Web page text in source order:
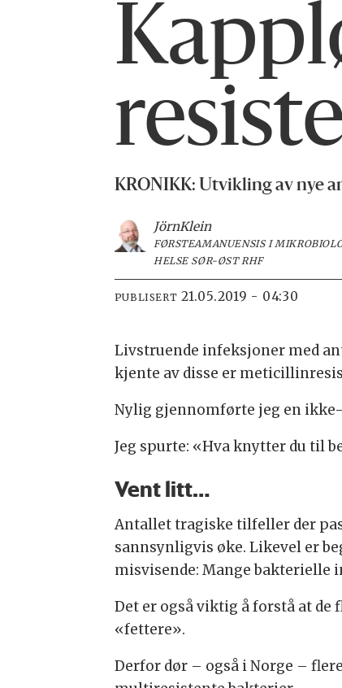
KRONIKK: Utvikling av nye
JörnKlein
FØRSTEAMANUENSIS I
HELSE SØR-ØST RHF
PUBLISERT 21.05.2019 - 04:30
Livstruende infeksjoner med
kjente av disse er
Nylig gjennomførte jeg en
Jeg spurte: «Hva knytter du til
Vent litt…
Antallet tragiske tilfeller der
sannsynligvis øke. Likevel er
misvisende: Mange bakterielle
Det er også viktig å forstå at de
«fettere».
Derfor dør – også i Norge –